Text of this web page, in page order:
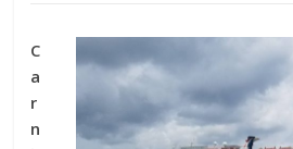
C
a
r
n